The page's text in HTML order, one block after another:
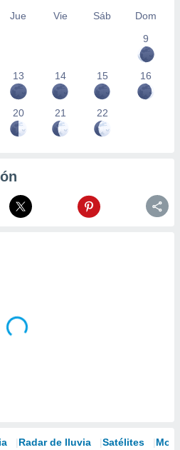
Jue Vie Sáb
Dom
9
13 14 15 16
20 21 22
Radar de lluvia Satélites